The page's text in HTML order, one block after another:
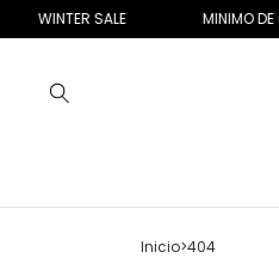
WINTER SALE MINIMO DE
Inicio>404